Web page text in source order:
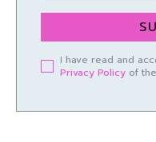
I have read and
Privacy Policy of